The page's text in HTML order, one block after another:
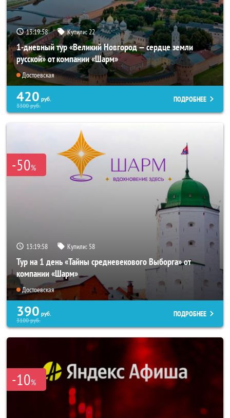
13:19:57 Купили: 22
1-дневный тур «Великий Новгород — сердце земли
русской» от компании «Шарм»
Достоевская
420 руб.
3300руб.
ПОДРОБНЕЕ
-50%
13:19:57 Купили: 58
Тур на 1 день «Тайны средневекового Выборга» от
компании «Шарм»
Достоевская
390 руб.
3100руб.
ПОДРОБНЕЕ
-10%